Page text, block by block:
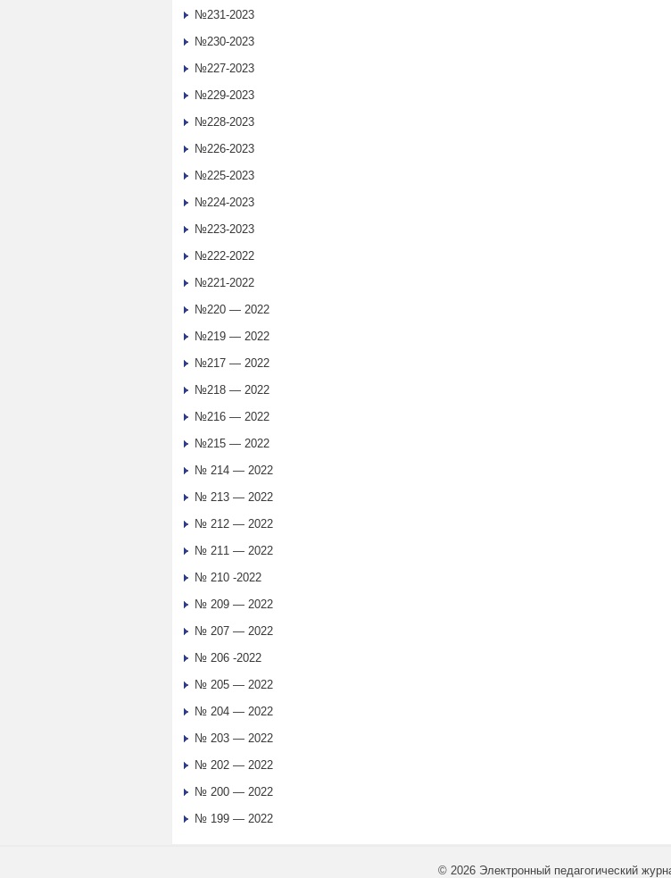
№231-2023
№230-2023
№227-2023
№229-2023
№228-2023
№226-2023
№225-2023
№224-2023
№223-2023
№222-2022
№221-2022
№220 — 2022
№219 — 2022
№217 — 2022
№218 — 2022
№216 — 2022
№215 — 2022
№ 214 — 2022
№ 213 — 2022
№ 212 — 2022
№ 211 — 2022
№ 210 -2022
№ 209 — 2022
№ 207 — 2022
№ 206 -2022
№ 205 — 2022
№ 204 — 2022
№ 203 — 2022
№ 202 — 2022
№ 200 — 2022
№ 199 — 2022
© 2026 Электронный педагогический